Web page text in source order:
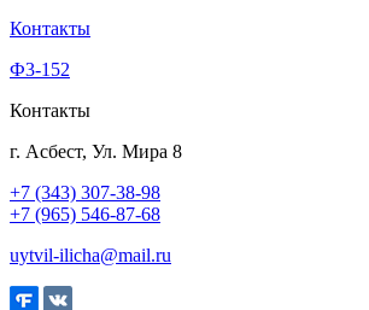
Контакты
Ф3-152
Контакты
г. Асбест, Ул. Мира 8
+7 (343) 307-38-98
+7 (965) 546-87-68
uytvil-ilicha@mail.ru